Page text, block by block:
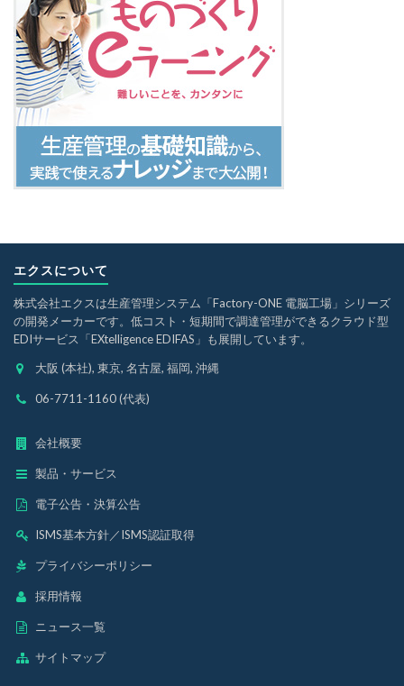
エクスについて
株式会社エクスは生産管理システム「Factory-ONE 電脳工場」シリーズ
の開発メーカーです。低コスト・短期間で調達管理ができるクラウド型
EDIサービス「EXtelligence EDIFAS」も展開しています。
大阪 (本社), 東京, 名古屋, 福岡, 沖縄
06-7711-1160 (代表)
会社概要
製品・サービス
電子公告・決算公告
ISMS基本方針／ISMS認証取得
プライバシーポリシー
採用情報
ニュース一覧
サイトマップ